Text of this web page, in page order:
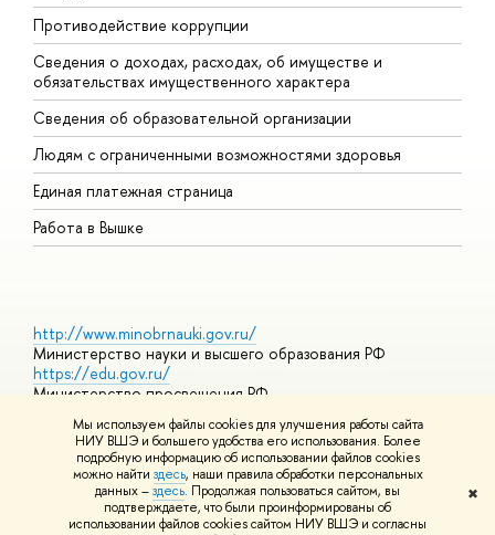
Мы используем файлы cookies для улучшения работы сайта
НИУ ВШЭ и большего удобства его использования. Более
подробную информацию об использовании файлов cookies
можно найти здесь, наши правила обработки персональных
данных –здесь. Продолжая пользоваться сайтом, вы
подтверждаете, что были проинформированы об
использовании файлов cookies сайтом НИУ ВШЭ и согласны
✖
Противодействие коррупции
Сведения о доходах, расходах, об имуществе и
обязательствах имущественного характера
Сведения об образовательной организации
Людям с ограниченными возможностями здоровья
Единая платежная страница
Работа в Вышке
http://www.minobrnauki.gov.ru/
Министерство науки и высшего образования РФ
https://edu.gov.ru/
Министерство просвещения РФ
https://elearning.hse.ru/mooc
Массовые открытые онлайн-курсы
© НИУ ВШЭ 1993–2026 Адреса и контактыУсловия
использования материалов Политика конфиденциальности